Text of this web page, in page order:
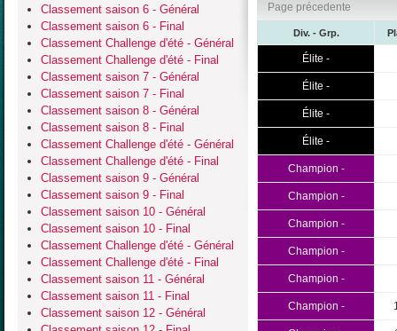
Classement saison 6 - Général
Classement saison 6 - Final
Classement Challenge d'été - Général
Classement Challenge d'été - Final
Classement saison 7 - Général
Classement saison 7 - Final
Classement saison 8 - Général
Classement saison 8 - Final
Classement Challenge d'été - Général
Classement Challenge d'été - Final
Classement saison 9 - Général
Classement saison 9 - Final
Classement saison 10 - Général
Classement saison 10 - Final
Classement Challenge d'été - Général
Classement Challenge d'été - Final
Classement saison 11 - Général
Classement saison 11 - Final
Classement saison 12 - Général
Page précedente
Div. - Grp.
Élite -
Élite -
Élite -
Élite -
Champion -
Champion -
Champion -
Champion -
Champion -
Champion -